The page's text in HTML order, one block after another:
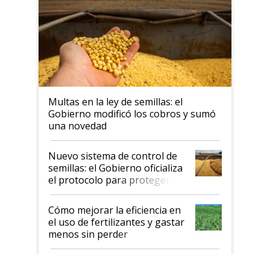
Multas en la ley de semillas: el
Gobierno modificó los cobros y sumó
una novedad
Nuevo sistema de control de
semillas: el Gobierno oficializa
el protocolo para proteger la
propiedad intelectual
Cómo mejorar la eficiencia en
el uso de fertilizantes y gastar
menos sin perder
productividad en la campaña